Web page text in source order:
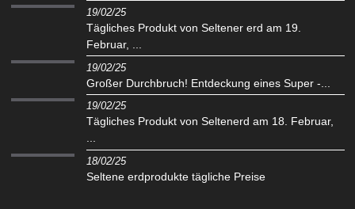
19/02/25
Tägliches Produkt von Seltener erd am 19.
Februar, ...
19/02/25
Großer Durchbruch! Entdeckung eines Super -...
19/02/25
Tägliches Produkt von Seltenerd am 18. Februar,
...
18/02/25
Seltene erdprodukte tägliche Preise